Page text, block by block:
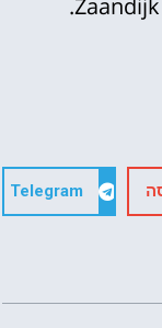
Telegram